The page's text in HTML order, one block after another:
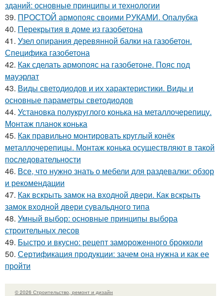
зданий: основные принципы и технологии
39. ПРОСТОЙ армопояс своими РУКАМИ. Опалубка
40. Перекрытия в доме из газобетона
41. Узел опирания деревянной балки на газобетон.
Специфика газобетона
42. Как сделать армопояс на газобетоне. Пояс под
мауэрлат
43. Виды светодиодов и их характеристики. Виды и
основные параметры светодиодов
44. Установка полукруглого конька на металлочерепицу.
Монтаж планок конька
45. Как правильно монтировать круглый конёк
металлочерепицы. Монтаж конька осуществляют в такой
последовательности
46. Все, что нужно знать о мебели для раздевалки: обзор
и рекомендации
47. Как вскрыть замок на входной двери. Как вскрыть
замок входной двери сувальдного типа
48. Умный выбор: основные принципы выбора
строительных лесов
49. Быстро и вкусно: рецепт замороженного брокколи
50. Сертификация продукции: зачем она нужна и как ее
пройти
© 2026 Строительство, ремонт и дизайн